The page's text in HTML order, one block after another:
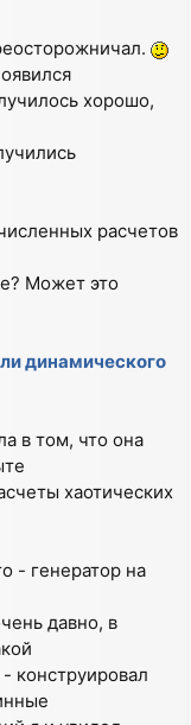
хорошо,
расчетов
Может это
динамического
в том, что она
хаотических
- генератор на
давно, в
- конструировал